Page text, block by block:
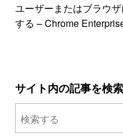
ユーザーまたはブラウ
する – Chrome
サイト内の記事を検索